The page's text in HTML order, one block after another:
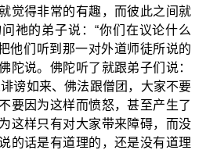
觉得非常的有趣，而彼此之间就
祂的弟子说：“你们在议论什么
他们听到那一对外道师徒所说的
陀说。佛陀听了就跟弟子们说：
谤如来、佛法跟僧团，大家不要
要因为这样而愤怒，甚至产生了
这样只有对大家带来障碍，而没
的话是有道理的，还是没有道理